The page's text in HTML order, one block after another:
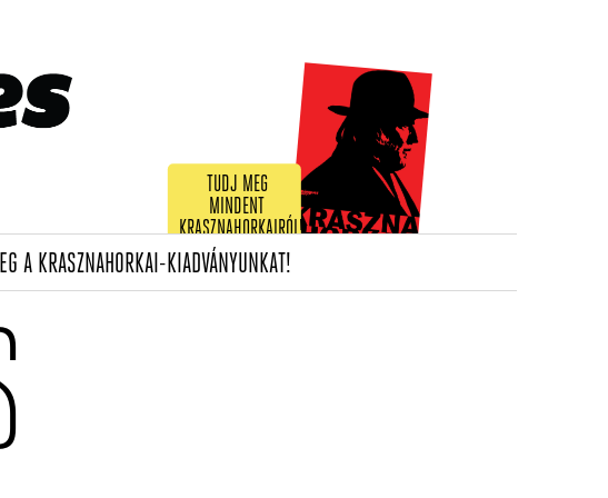
TUDJ MEG
MINDENT
KRASZNAHORKAIRÓL!
A KRASZNAHORKAI-KIADVÁNYUNKAT!(CURRENT)